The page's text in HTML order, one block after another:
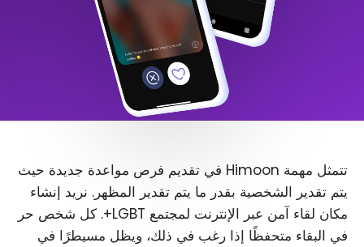
تتمثل مهمة Himoon في تقديم فرص مواعدة جديدة حيث
يتم تقدير الشخصية بقدر ما يتم تقدير المظهر. نريد إنشاء
مكان لقاء آمن عبر الإنترنت لمجتمع LGBT+. كل شخص حر
في البقاء متحفظًا إذا رغب في ذلك، ويظل مسيطرًا في